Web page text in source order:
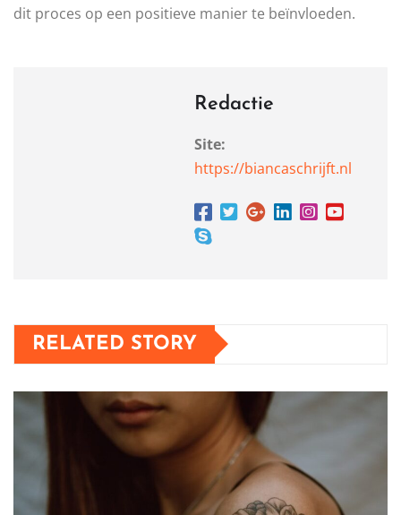
dit proces op een positieve manier te beïnvloeden.
Redactie
Site:
https://biancaschrijft.nl
RELATED STORY